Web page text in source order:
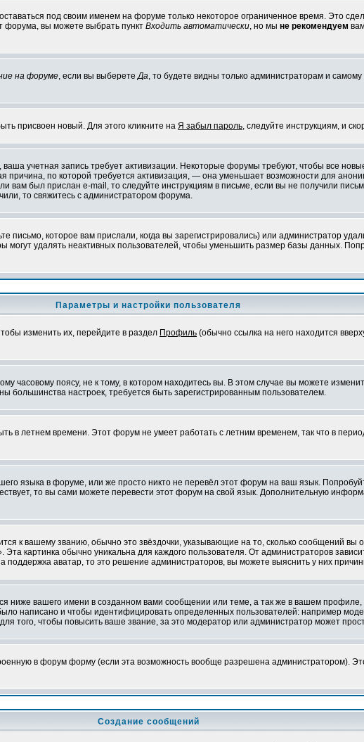
под своим именем на форуме только некоторое ограниченное время. Это
форума, вы можете выбрать пункт Входить автоматически, но мы не рекомендуем
на форуме, если вы выберетеДа, то будете видны только администраторам и
присвоен новый. Для этого кликните на Я забыл пароль, следуйте инструкциям, и
учетная запись требует активизации. Некоторые форумы требуют, чтобы все
причина, по которой требуется активизация, — она уменьшает возможности для
вам был прислан e-mail, то следуйте инструкциям в письме, если вы не получили
то свяжитесь с администратором форума.
которое вам прислали, когда вы зарегистрировались) или администратор
удалять неактивных пользователей, чтобы уменьшить размер базы данных.
Параметры и настройки пользователя
изменить их, перейдите в раздел Профиль (обычно ссылка на него находится
часовому поясу, не к тому, в котором находитесь вы. В этом случае вы можете
большинства настроек, требуется быть зарегистрированным пользователем.
в летнем времени. Этот форум не умеет работать с летним временем, так что в
языка в форуме, или же просто никто не перевёл этот форум на ваш язык.
то вы сами можете перевести этот форум на свой язык. Дополнительную
к вашему званию, обычно это звёздочки, указывающие на то, сколько сообщений
картинка обычно уникальна для каждого пользователя. От администраторов
аватар, то это решение администраторов, вы можете выяснить у них
вашего имени в созданном вами сообщении или теме, а так же в вашем профиле,
написано и чтобы идентифицировать определенных пользователей: например
того, чтобы повысить ваше звание, за это модератор или администратор может
в форум форму (если эта возможность вообще разрешена администратором).
Создание сообщений